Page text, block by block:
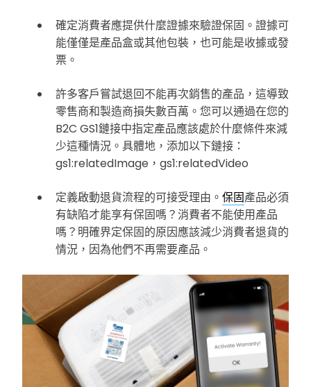
確定消費者應提供什麼證據來驗證保固。證據可
能僅僅是產品盒或其他包裝，也可能是收據或發
票。
許多客戶嘗試退回不能再次銷售的產品，這導致
零售商和製造商損失數百萬。您可以通過在您的
B2C GS1鏈接中指定產品應該處於什麼條件來減
少這種情況。具體地，添加以下鏈接：
gs1:relatedImage，gs1:relatedVideo
定義啟動退貨流程的可接受理由。 保固產品必須
有缺陷才能享有保固嗎？消費者不能使用產品
嗎？明確界定保固的原因應該減少消費者退貨的
情況，因為他們不再需要產品。